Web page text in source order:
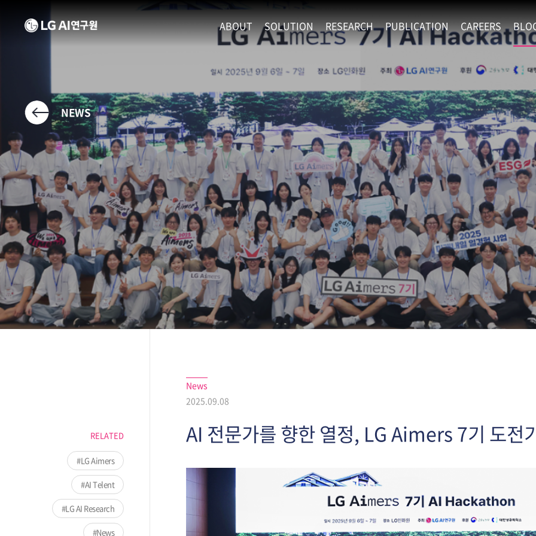
ABOUT
ETHICS PRINCIPLES
LOCATION
SOLUTION RESEARCH
LANGUAGE
PHYSICAL INTELLIGENCE
BIO INTELLIGENCE
DATA INTELLIGENCE
MATERIALS INTELLIGENCE
ADVANCED AGENT
PUBLICATION CAREERS
CULTURE &
ACTIVITY
NEWS
RELATED
LG Aimers
AI Telent
LG AI Research
News
News
2025.09.08
AI 전문가를 향한 열정, LG Aimers 7기 도전